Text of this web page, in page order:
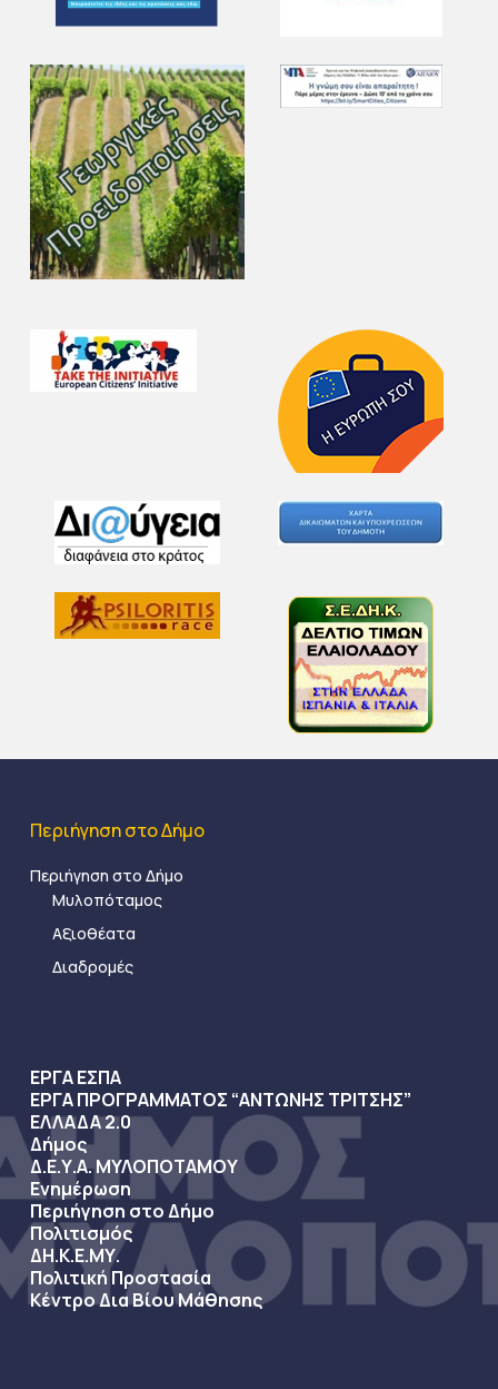
Περιήγηση στο Δήμο
Περιήγηση στο Δήμο
Μυλοπόταμος
Αξιοθέατα
Διαδρομές
ΕΡΓΑ ΕΣΠΑ
ΕΡΓΑ ΠΡΟΓΡΑΜΜΑΤΟΣ “ΑΝΤΩΝΗΣ ΤΡΙΤΣΗΣ”
ΕΛΛΑΔΑ 2.0
Δήμος
Δ.Ε.Υ.Α. ΜΥΛΟΠΟΤΑΜΟΥ
Ενημέρωση
Περιήγηση στο Δήμο
Πολιτισμός
ΔΗ.Κ.Ε.ΜΥ.
Πολιτική Προστασία
Κέντρο Δια Βίου Μάθησης